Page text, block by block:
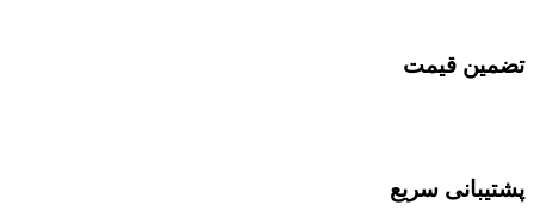
تضمین قیمت
پشتیبانی سریع